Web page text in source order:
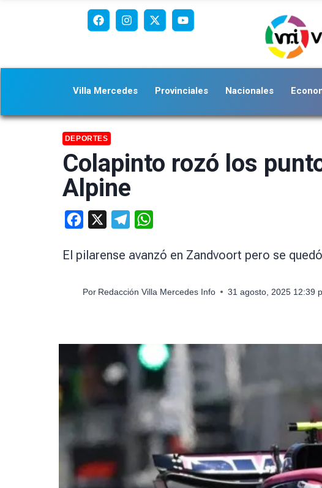
Villa Mercedes Provinciales Nacionales
DEPORTES
Colapinto rozó los
Alpine
Facebook Telegram
El pilarense avanzó en Zandvoort pero se
Por Redacción Villa Mercedes Info 31 agosto, 2025 12:39